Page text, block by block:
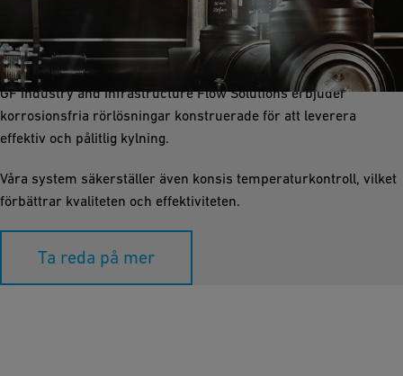
Processkylning är väsentlig för att hålla exakta temperaturer
under destilleringsprocessen.
GF Industry and Infrastructure Flow Solutions erbjuder
korrosionsfria rörlösningar konstruerade för att leverera
effektiv och pålitlig kylning.
Våra system säkerställer även konsis temperaturkontroll, vilket
förbättrar kvaliteten och effektiviteten.
Ta reda på mer